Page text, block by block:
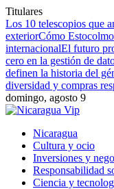
Titulares
Los 10 telescopios que
exteriorCómo
internacionalEl futuro
cero en la gestión de
definen la historia del
diversidad y compras
domingo, agosto 9
Nicaragua
Cultura y ocio
Inversiones y
Responsabilidad
Ciencia y